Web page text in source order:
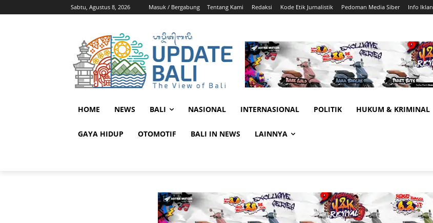
Sabtu, Agustus 8, 2026 Masuk / Bergabung Tentang Kami Redaksi Kode Etik Jurnalistik Pedoman Media Siber Info Iklan
HOME NEWS BALI NASIONAL INTERNASIONAL POLITIK HUKUM & KRIMINAL
GAYA HIDUP OTOMOTIF BALI IN NEWS LAINNYA